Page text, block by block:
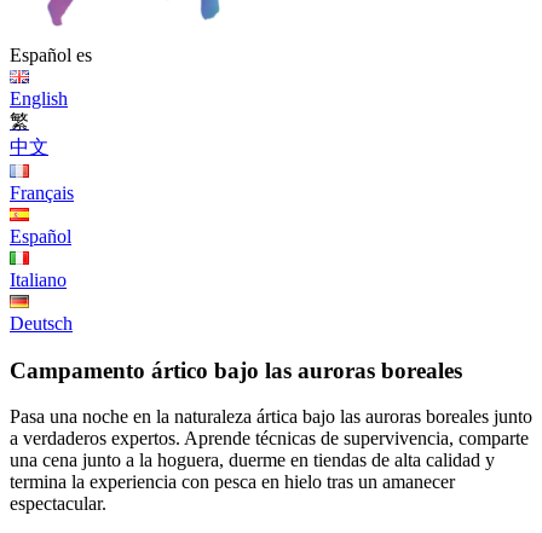
Español es
English
繁
中文
Français
Español
Italiano
Deutsch
Campamento ártico bajo las auroras boreales
Pasa una noche en la naturaleza ártica bajo las auroras boreales junto
a verdaderos expertos. Aprende técnicas de supervivencia, comparte
una cena junto a la hoguera, duerme en tiendas de alta calidad y
termina la experiencia con pesca en hielo tras un amanecer
espectacular.